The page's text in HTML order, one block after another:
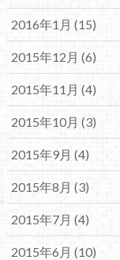
2016年1月 (15)
2015年12月 (6)
2015年11月 (4)
2015年10月 (3)
2015年9月 (4)
2015年8月 (3)
2015年7月 (4)
2015年6月 (10)